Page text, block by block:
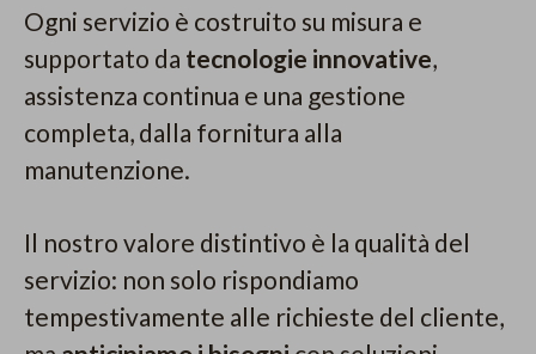
Ogni servizio è costruito su misura e
supportato da tecnologie innovative,
assistenza continua e una gestione
completa, dalla fornitura alla
manutenzione.
Il nostro valore distintivo è la qualità del
servizio: non solo rispondiamo
tempestivamente alle richieste del cliente,